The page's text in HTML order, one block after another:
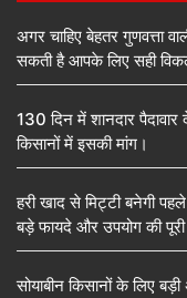
अगर चाहिए बेहतर गुणवत्ता
सकती है आपके लिए सही
130 दिन में शानदार पैदावार
किसानों में इसकी मांग।
हरी खाद से मिट्टी बनेगी
बड़े फायदे और उपयोग की पूरी
सोयाबीन किसानों के लिए